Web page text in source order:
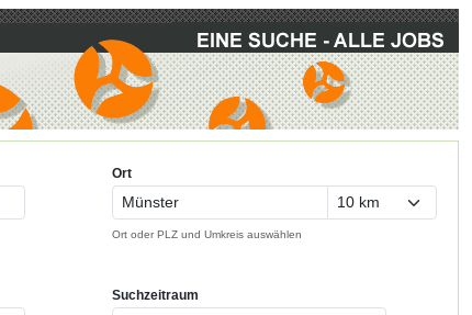
Ort
Ort oder PLZ und Umkreis auswählen
Suchzeitraum